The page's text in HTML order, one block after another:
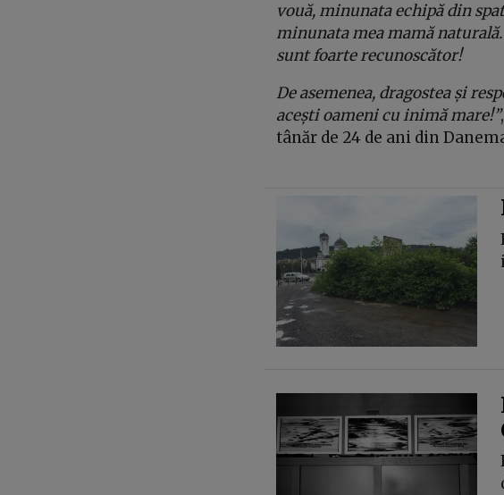
vouă, minunata echipă din
minunata mea mamă
sunt foarte recunoscător!
De asemenea, dragostea și
acești oameni cu inimă mare!”
tânăr de 24 de ani din